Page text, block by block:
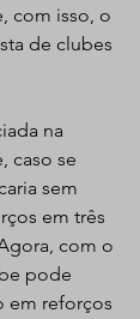
com isso, o
de clubes
na
caso se
sem
em três
com o
pode
em reforços